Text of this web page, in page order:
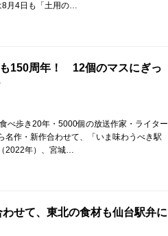
8月4日も「土用の…
150周年！ 12個のマスにぎっ
べ歩き20年・5000個の放送作家・ライター
名作・新作合わせて、「いま味わうべき駅
2022年）、宮城…
せて、東北の食材も仙台駅弁に